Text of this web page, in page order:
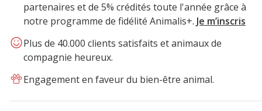
partenaires et de 5% crédités toute l'année grâce à
notre programme de fidélité Animalis+. Je m’inscris
Plus de 40.000 clients satisfaits et animaux de
compagnie heureux.
Engagement en faveur du bien-être animal.